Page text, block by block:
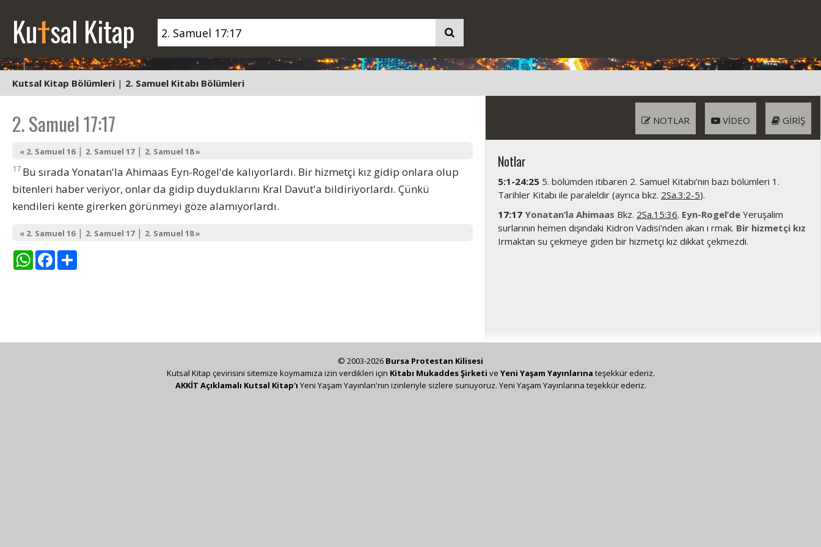
Kutsal Kitap
Kutsal Kitap Bölümleri | 2. Samuel Kitabı Bölümleri
2. Samuel 17:17
« 2. Samuel 16| 2. Samuel 17| 2. Samuel 18 »
17 Bu sırada Yonatan'la Ahimaas Eyn-Rogel'de kalıyorlardı. Bir hizmetçi kız gidip onlara olup
bitenleri haber veriyor, onlar da gidip duyduklarını Kral Davut'a bildiriyorlardı. Çünkü
kendileri kente girerken görünmeyi göze alamıyorlardı.
« 2. Samuel 16| 2. Samuel 17| 2. Samuel 18 »
WhatsAppFacebook
GIRIŞ
VIDEO
NOTLAR
Notlar
5:1-24:25 5. bölümden itibaren 2. Samuel Kitabı’nın bazı bölümleri 1.
Tarihler Kitabı ile paraleldir (ayrıca bkz. 2Sa.3:2-5).
17:17 Yonatan’la Ahimaas Bkz. 2Sa.15:36. Eyn-Rogel’de Yeruşalim
surlarının hemen dışındaki Kidron Vadisi’nden akan ı rmak. Bir hizmetçi kız
Irmaktan su çekmeye giden bir hizmetçi kız dikkat çekmezdi.
© 2003-2026 Bursa Protestan Kilisesi
Kutsal Kitap çevirisini sitemize koymamıza izin verdikleri için Kitabı Mukaddes Şirketi ve Yeni Yaşam Yayınlarına teşekkür ederiz.
AKKİT Açıklamalı Kutsal Kitap'ı Yeni Yaşam Yayınları'nın izinleriyle sizlere sunuyoruz. Yeni Yaşam Yayınlarına teşekkür ederiz.